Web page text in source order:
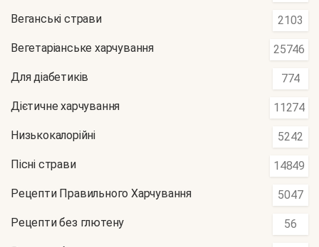
Веганські страви 2103
Вегетаріанське харчування 25746
Для діабетиків 774
Дієтичне харчування 11274
Низькокалорійні 5242
Пісні страви 14849
Рецепти Правильного Харчування 5047
Рецепти без глютену 56